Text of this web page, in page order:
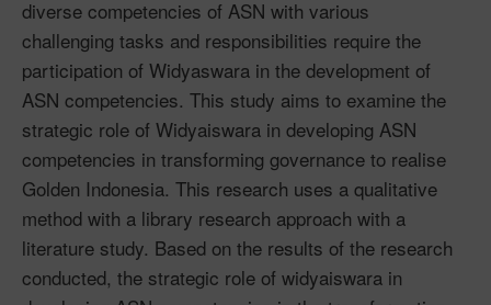
diverse competencies of ASN with various
challenging tasks and responsibilities require the
participation of Widyaswara in the development of
ASN competencies. This study aims to examine the
strategic role of Widyaiswara in developing ASN
competencies in transforming governance to realise
Golden Indonesia. This research uses a qualitative
method with a library research approach with a
literature study. Based on the results of the research
conducted, the strategic role of widyaiswara in